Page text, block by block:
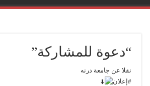
“دعوة للمشاركة”
نقلا عن جامعة درنه
#إعلان